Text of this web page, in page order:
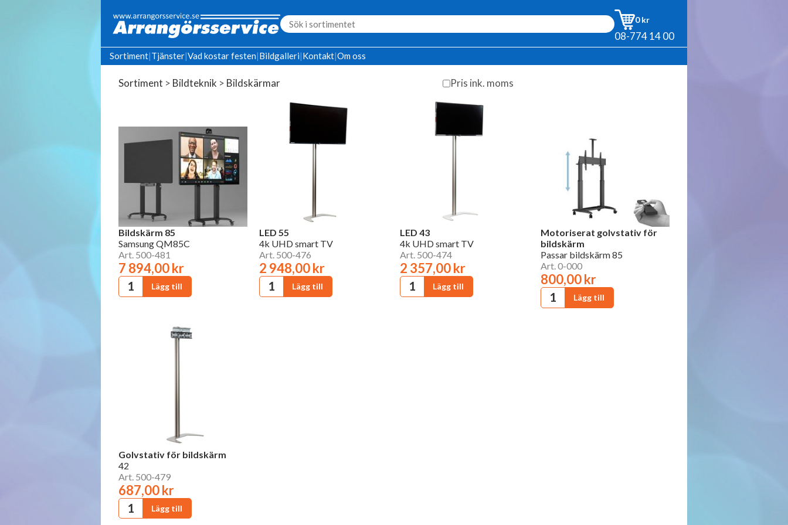
0 kr
08-774 14 00
Sortiment|Tjänster|Vad kostar festen|Bildgalleri|Kontakt|Om oss
Sortiment > Bildteknik > Bildskärmar Pris ink. moms
Bildskärm 85
Samsung QM85C
Art. 500-481
7 894,00 kr
LED 55
4k UHD smart TV
Art. 500-476
2 948,00 kr
LED 43
4k UHD smart TV
Art. 500-474
2 357,00 kr
Motoriserat golvstativ för
bildskärm
Passar bildskärm 85
Art. 0-000
800,00 kr
Golvstativ för bildskärm
42
Art. 500-479
687,00 kr